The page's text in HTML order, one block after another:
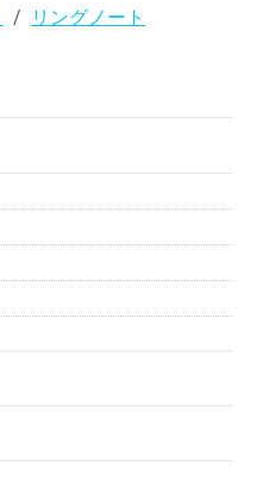
リングノート